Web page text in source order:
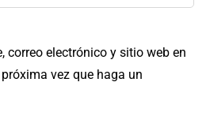
correo electrónico y sitio web en
vez que haga un